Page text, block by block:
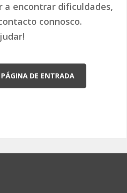
a encontrar dificuldades,
connosco.
PÁGINA DE ENTRADA